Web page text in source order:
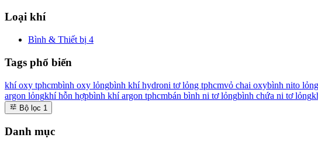
Loại khí
Bình & Thiết bị 4
Tags phổ biến
khí oxy tphcmbình oxy lỏngbình khí hydroni tơ lỏng tphcmvỏ chai oxybình nito
argon lỏngkhí hỗn hợpbình khí argon tphcmbán bình ni tơ lỏngbình chứa ni tơ lỏng
Bộ lọc 1
Danh mục